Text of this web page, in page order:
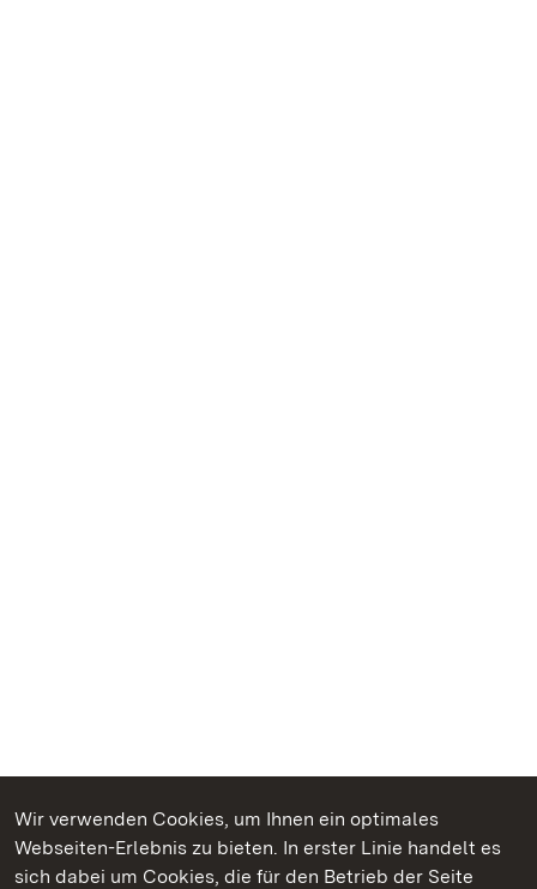
Wir verwenden Cookies, um Ihnen ein optimales
Webseiten-Erlebnis zu bieten. In erster Linie handelt es
sich dabei um Cookies, die für den Betrieb der Seite
Kommen. Staunen. Genießen.